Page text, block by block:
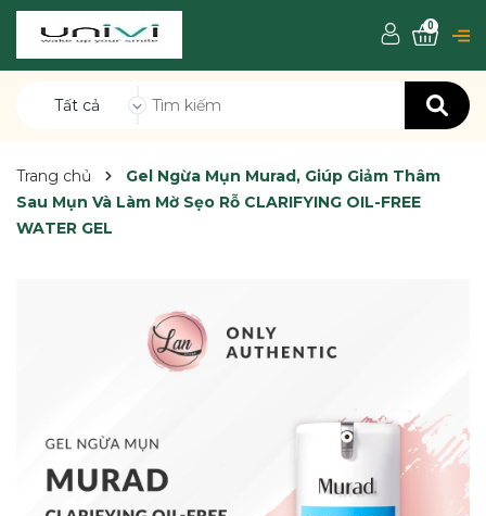
Tất cả
0
Trang chủ
Gel Ngừa Mụn Murad, Giúp Giảm Thâm
Sau Mụn Và Làm Mờ Sẹo Rỗ CLARIFYING OIL-FREE
WATER GEL